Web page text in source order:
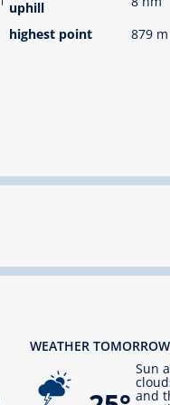
uphill
highest point
879 m
WEATHER TOMORROW
Sun
and